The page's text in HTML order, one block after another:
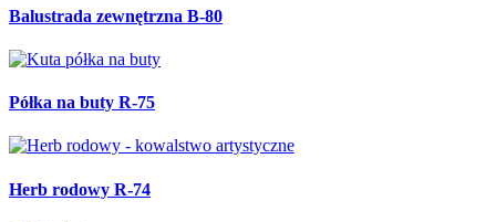
Balustrada zewnętrzna B-80
Półka na buty R-75
Herb rodowy R-74